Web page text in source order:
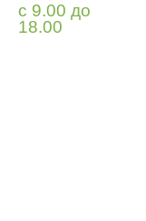
с 9.00 до
18.00